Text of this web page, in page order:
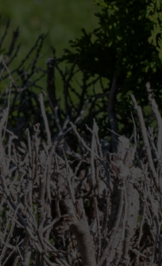
na verloop van tijd weer
gedrukt.